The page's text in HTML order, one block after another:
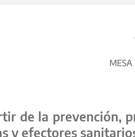
de la prevención,
y efectores